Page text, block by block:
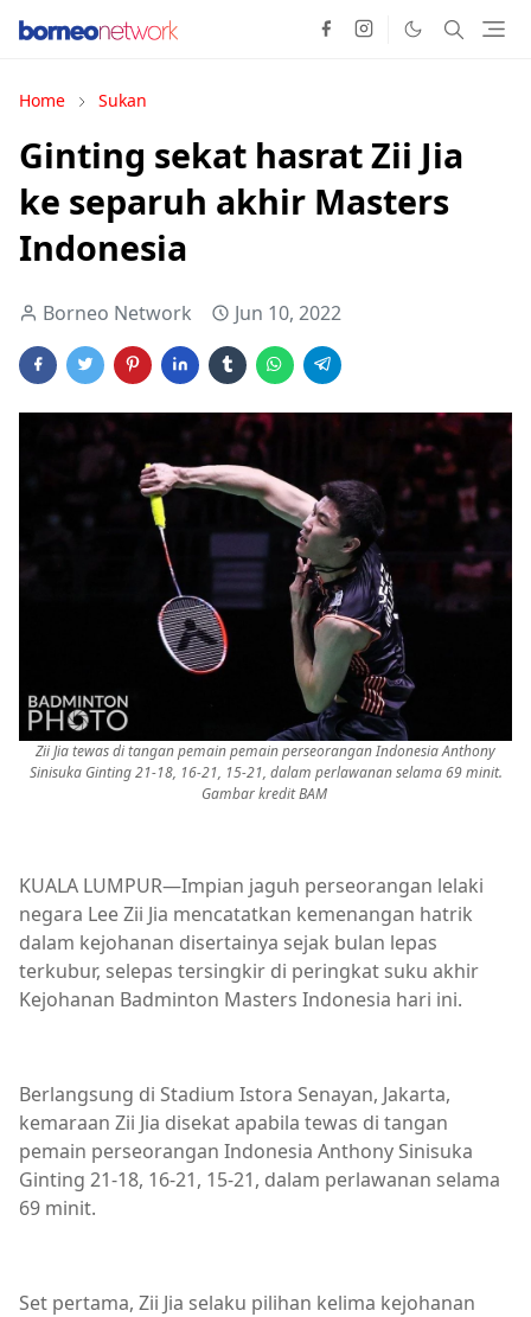
Home Sukan
Ginting sekat hasrat Zii Jia
ke separuh akhir Masters
Indonesia
Borneo Network Jun 10, 2022
Zii Jia tewas di tangan pemain pemain perseorangan Indonesia Anthony
Sinisuka Ginting 21-18, 16-21, 15-21, dalam perlawanan selama 69 minit.
Gambar kredit BAM
KUALA LUMPUR—Impian jaguh perseorangan lelaki
negara Lee Zii Jia mencatatkan kemenangan hatrik
dalam kejohanan disertainya sejak bulan lepas
terkubur, selepas tersingkir di peringkat suku akhir
Kejohanan Badminton Masters Indonesia hari ini.
Berlangsung di Stadium Istora Senayan, Jakarta,
kemaraan Zii Jia disekat apabila tewas di tangan
pemain perseorangan Indonesia Anthony Sinisuka
Ginting 21-18, 16-21, 15-21, dalam perlawanan selama
69 minit.
Set pertama, Zii Jia selaku pilihan kelima kejohanan